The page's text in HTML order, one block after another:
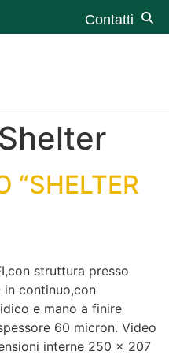
Contatti
Shelter
“SHELTER
struttura presso
in continuo,con
e mano a finire
60 micron. Video
interne 250 x 207